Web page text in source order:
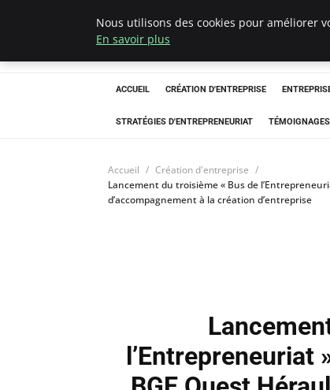
LECFCM
ACCUEIL CRÉATION D'ENTREPRISE
STRATÉGIES D'ENTREPRENEURIAT
Accueil
Création d'entreprise
Lancement du troisième « Bus de
d’accompagnement à la création d’entreprise
l’Entrepreneuriat
Nous utilisons des cookies pour améliorer
En savoir plus